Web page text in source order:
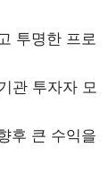
투명한 프로
관 투자자 모
후 큰 수익을